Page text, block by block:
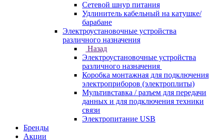
Сетевой шнур питания
Удлинитель кабельный на катушке/
барабане
Электроустановочные устройства
различного назначения
Назад
Электроустановочные устройства
различного назначения
Коробка монтажная для подключения
электроприборов (электроплиты)
Мультивставка / разъем для передачи
данных и для подключения техники
связи
Электропитание USB
Бренды
Акции